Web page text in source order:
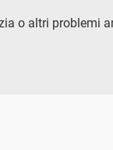
o altri problemi